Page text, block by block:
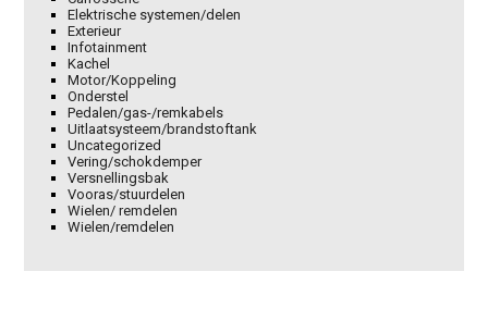
Elektrische systemen/delen
Exterieur
Infotainment
Kachel
Motor/Koppeling
Onderstel
Pedalen/gas-/remkabels
Uitlaatsysteem/brandstoftank
Uncategorized
Vering/schokdemper
Versnellingsbak
Vooras/stuurdelen
Wielen/ remdelen
Wielen/remdelen